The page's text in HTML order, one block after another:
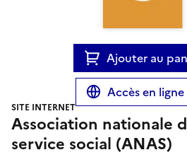
Ajouter au
Accès en ligne
SITE INTERNET
Association nationale
service social (ANAS)